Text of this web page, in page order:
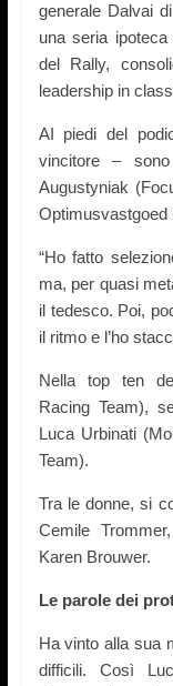
generale Dalvai
una seria
del Rally,
leadership in
AI piedi del
vincitore –
Augustyniak
Optimusvastgoed
“Ho fatto
ma, per quasi
il tedesco. Poi,
il ritmo e l’ho
Nella top ten
Racing Team),
Luca Urbinati
Team).
Tra le donne, si
Cemile
Karen Brouwer.
Le parole dei
Ha vinto alla sua
difficili. Così